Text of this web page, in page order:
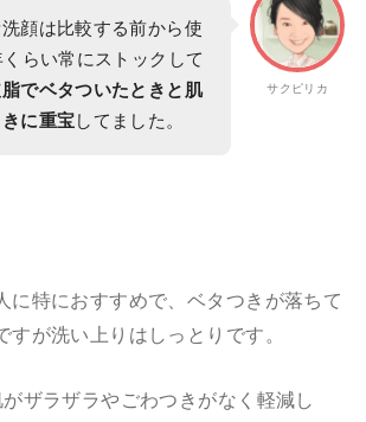
サクピリカ
顔は比較する前から使
らい常にストックして
でベタついたときと肌
に重宝してました。
に特におすすめで、ベタつきが落ちて
すが洗い上りはしっとりです。
ザラザラやごわつきがなく軽減し